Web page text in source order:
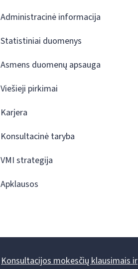
Administracinė informacija
Statistiniai duomenys
Asmens duomenų apsauga
Viešieji pirkimai
Karjera
Konsultacinė taryba
VMI strategija
Apklausos
Konsultacijos mokesčių klausimais ir